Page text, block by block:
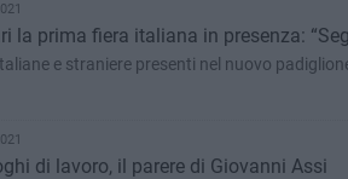
la prima fiera italiana in presenza:
e straniere presenti nel nuovo
di lavoro, il parere di Giovanni Assi